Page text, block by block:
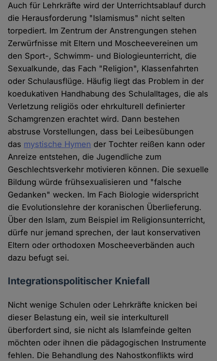
Auch für Lehrkräfte wird der Unterrichtsablauf durch
die Herausforderung "Islamismus" nicht selten
torpediert. Im Zentrum der Anstrengungen stehen
Zerwürfnisse mit Eltern und Moscheevereinen um
den Sport-, Schwimm- und Biologieunterricht, die
Sexualkunde, das Fach "Religion", Klassenfahrten
oder Schulausflüge. Häufig liegt das Problem in der
koedukativen Handhabung des Schulalltages, die als
Verletzung religiös oder ehrkulturell definierter
Schamgrenzen erachtet wird. Dann bestehen
abstruse Vorstellungen, dass bei Leibesübungen
das mystische Hymen der Tochter reißen kann oder
Anreize entstehen, die Jugendliche zum
Geschlechtsverkehr motivieren können. Die sexuelle
Bildung würde frühsexualisieren und "falsche
Gedanken" wecken. Im Fach Biologie widerspricht
die Evolutionslehre der koranischen Überlieferung.
Über den Islam, zum Beispiel im Religionsunterricht,
dürfe nur jemand sprechen, der laut konservativen
Eltern oder orthodoxen Moscheeverbänden auch
dazu befugt sei.
Integrationspolitischer Kniefall
Nicht wenige Schulen oder Lehrkräfte knicken bei
dieser Belastung ein, weil sie interkulturell
überfordert sind, sie nicht als Islamfeinde gelten
möchten oder ihnen die pädagogischen Instrumente
fehlen. Die Behandlung des Nahostkonflikts wird